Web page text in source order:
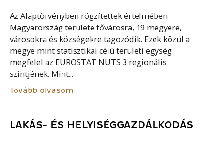
Az Alaptörvényben rögzítettek értelmében
Magyarország területe fővárosra, 19 megyére,
városokra és községekre tagozódik. Ezek közül a
megye mint statisztikai célú területi egység
megfelel az EUROSTAT NUTS 3 regionális
szintjének. Mint...
Tovább olvasom
LAKÁS- ÉS HELYISÉGGAZDÁLKODÁS